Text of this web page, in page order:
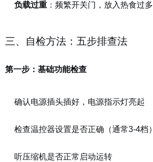
负载过重 ：频繁开关门，放入热食过多
三、自检方法：五步排查法
第一步：基础功能检查
确认电源插头插好，电源指示灯亮起
检查温控器设置是否正确（通常3-4档）
听压缩机是否正常启动运转